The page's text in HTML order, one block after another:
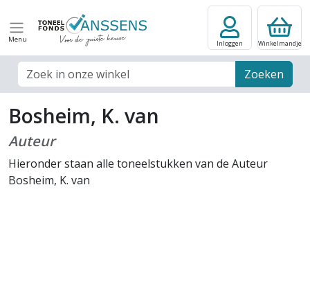
Menu
Zoek veld Zoeken
Inloggen Winkelmandje
Bosheim, K. van
Auteur
Hieronder staan alle toneelstukken van de Auteur
Bosheim, K. van